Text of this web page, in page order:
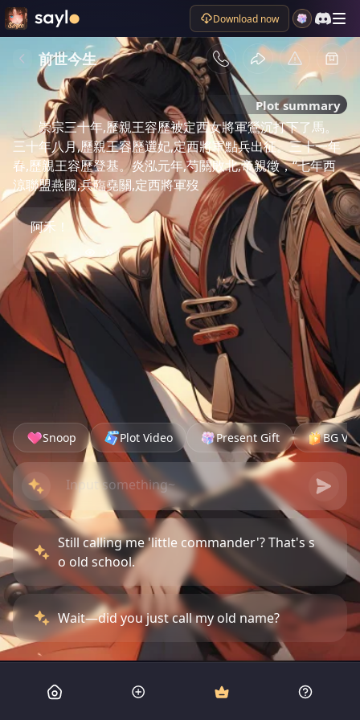
Download now
前世今生
Plot summary
崇宗三十年,歷親王容歷被定西女將軍鶯沉打下了馬。
三十年八月,歷親王容歷選妃,定西將軍點兵出征。三十一年
春,歷親王容歷登基。炎泓元年,芍關敗北,帝親徵，“七年西
涼聯盟燕國,兵臨堯關,定西將軍歿
阿禾！
Snoop Plot Video Present Gift BG
Still calling me 'little commander'? That's s
o old school.
Wait—did you just call my old name?